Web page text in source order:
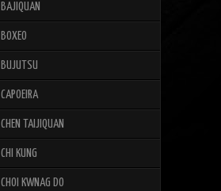
BAJIQUAN
BOXEO
BUJUTSU
CAPOEIRA
CHEN TAIJIQUAN
CHI KUNG
CHOI KWNAG DO